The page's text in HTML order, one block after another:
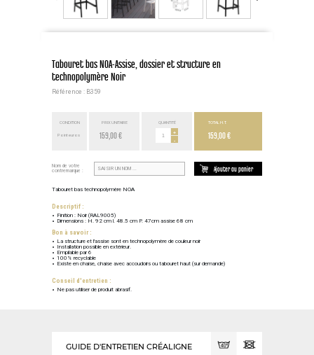
Tabouret bas NOA-Assise, dossier et structure en
technopolymère Noir
Référence : B359
CONDITION
Point euros
PRIX UNITAIRE
159,00 €
QUANTITÉ
+
-
TOTAL H.T.
159,00 €
Nom de votre
contremarque :
Ajouter au panier
Tabouret bas technopolymère NOA
Descriptif :
Finition : Noir (RAL9005)
Dimensions : H. 92 cm l. 48.5 cm P. 47cm assise 68 cm
Bon à savoir :
La structure et l'assise sont en technopolymère de couleur noir
Installation possible en extérieur.
Empilable par 6
100% recyclable
Existe en chaise, chaise avec accoudoirs ou tabouret haut (sur demande)
Conseil d'entretien :
Ne pas utiliser de produit abrasif.
GUIDE D'ENTRETIEN CRÉALIGNE